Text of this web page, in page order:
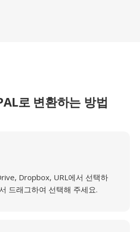
로 변환하는 방법
Dropbox, URL에서 선택하
드래그하여 선택해 주세요.